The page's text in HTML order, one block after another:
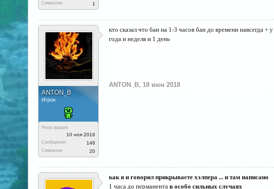
Симпатии: 1
ANTON_B
Игрок
Регистрация:
10 ноя 2016
Сообщения: 146
Симпатии: 20
кто сказал что бан на 1-3 часов бан до времени навсегда
года и неделя и 1 день
ANTON_B, 18 июн 2018
как я и говорил прикрываете хэлпера ... и там написано
1 часа до перманента в особо сильных случаях